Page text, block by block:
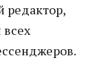
редактор,